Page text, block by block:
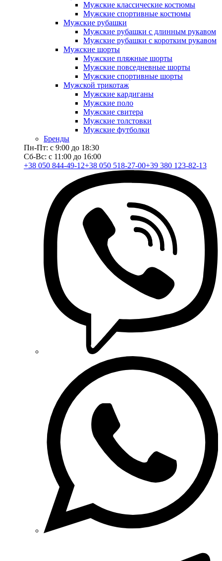
Мужские классические костюмы
Мужские спортивные костюмы
Мужские рубашки
Мужские рубашки с длинным рукавом
Мужские рубашки с коротким рукавом
Мужские шорты
Мужские пляжные шорты
Мужские повседневные шорты
Мужские спортивные шорты
Мужской трикотаж
Мужские кардиганы
Мужские поло
Мужские свитера
Мужские толстовки
Мужские футболки
Бренды
Пн-Пт: с 9:00 до 18:30
Сб-Вс: с 11:00 до 16:00
+38 050 844-49-12+38 050 518-27-00+39 380 123-82-13